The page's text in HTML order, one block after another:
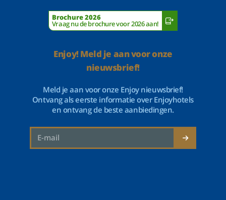
Brochure 2026
Vraag nu de brochure voor 2026 aan!
Enjoy! Meld je aan voor onze
nieuwsbrief!
Meld je aan voor onze Enjoy nieuwsbrief!
Ontvang als eerste informatie over Enjoyhotels
en ontvang de beste aanbiedingen.